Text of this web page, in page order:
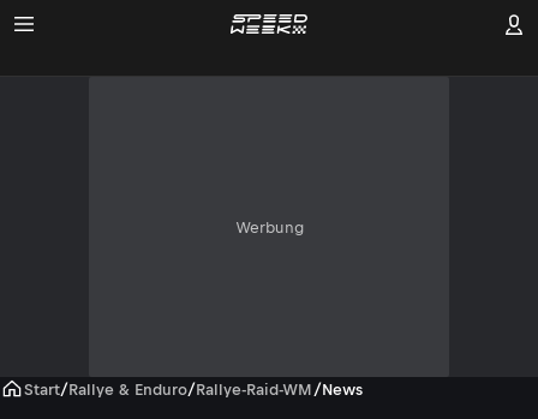
Werbung
Start/Rallye & Enduro/Rallye-Raid-WM /News